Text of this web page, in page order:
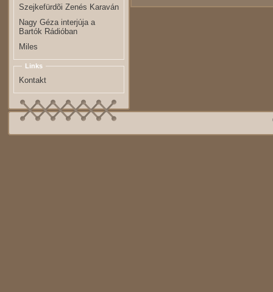
Szejkefürdõi Zenés Karaván
Nagy Géza interjúja a
Bartók Rádióban
Miles
Links
Kontakt